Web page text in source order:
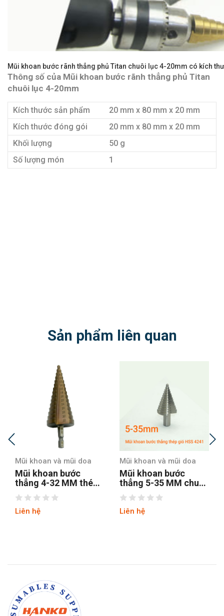
Mũi khoan bước rãnh thẳng phủ Titan chuôi lục 4-20mm có kích
Thông số của Mũi khoan bước rãnh thẳng phủ Titan
chuôi lục 4-20mm
Kích thước sản phẩm
20 mm x 80 mm x 20 mm
Kích thước đóng gói
20 mm x 80 mm x 20 mm
Khối lượng
50 g
Số lượng món
1
Sản phẩm liên quan
doa
thép
Mũi khoan và mũi doa
Mũi khoan bước
thẳng 5-35 MM chuôi
tròn
Mũi khoan và mũi
Mũi khoan bước
thẳng chuôi tròn
hss4241 tin